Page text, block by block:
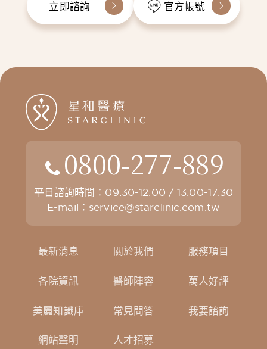
立即諮詢 官方帳號
0800-277-889
平日諮詢時間：09:30-12:00 / 13:00-17:30
E-mail： service@starclinic.com.tw
最新消息 關於我們 服務項目
各院資訊 醫師陣容 萬人好評
美麗知識庫 常見問答 我要諮詢
網站聲明 人才招募